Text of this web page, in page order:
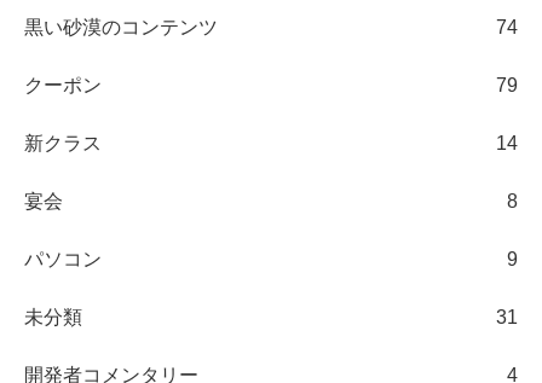
黒い砂漠のコンテンツ 74
クーポン 79
新クラス 14
宴会 8
パソコン 9
未分類 31
開発者コメンタリー 4